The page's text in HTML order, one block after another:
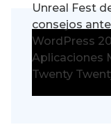
Unreal Fest
consejos
WordPress
Aplicaciones
Twenty